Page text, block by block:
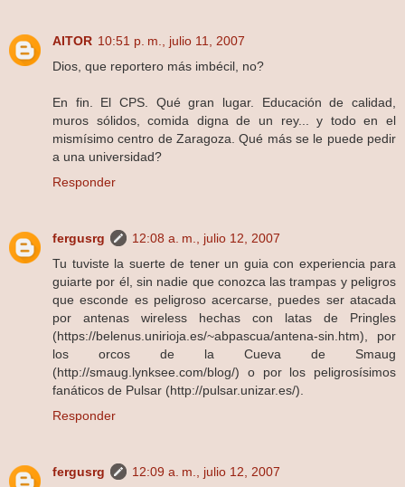
AITOR 10:51 p. m., julio 11, 2007
Dios, que reportero más imbécil, no?
En fin. El CPS. Qué gran lugar. Educación de calidad,
muros sólidos, comida digna de un rey... y todo en el
mismísimo centro de Zaragoza. Qué más se le puede pedir
a una universidad?
Responder
fergusrg
12:08 a. m., julio 12, 2007
Tu tuviste la suerte de tener un guia con experiencia para
guiarte por él, sin nadie que conozca las trampas y peligros
que esconde es peligroso acercarse, puedes ser atacada
por antenas wireless hechas con latas de Pringles
(https://belenus.unirioja.es/~abpascua/antena-sin.htm), por
los orcos de la Cueva de Smaug
(http://smaug.lynksee.com/blog/) o por los peligrosísimos
fanáticos de Pulsar (http://pulsar.unizar.es/).
Responder
fergusrg
12:09 a. m., julio 12, 2007